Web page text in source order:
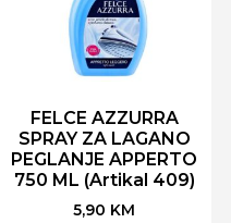
FELCE AZZURRA
SPRAY ZA LAGANO
PEGLANJE APPERTO
750 ML (Artikal 409)
5,90 KM